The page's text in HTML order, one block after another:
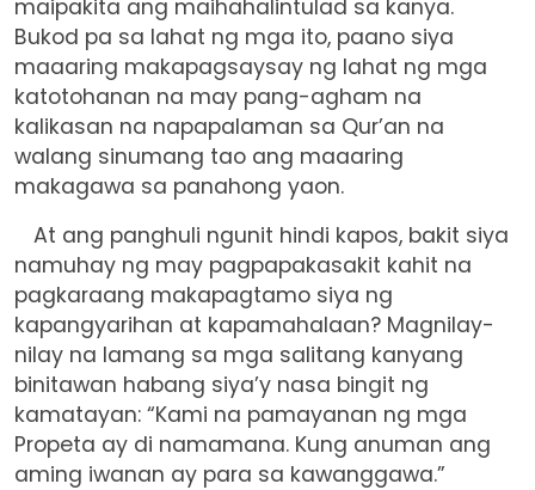
maipakita ang maihahalintulad sa kanya.
Bukod pa sa lahat ng mga ito, paano siya
maaaring makapagsaysay ng lahat ng mga
katotohanan na may pang-agham na
kalikasan na napapalaman sa Qur’an na
walang sinumang tao ang maaaring
makagawa sa panahong yaon.
At ang panghuli ngunit hindi kapos, bakit siya
namuhay ng may pagpapakasakit kahit na
pagkaraang makapagtamo siya ng
kapangyarihan at kapamahalaan? Magnilay-
nilay na lamang sa mga salitang kanyang
binitawan habang siya’y nasa bingit ng
kamatayan: “Kami na pamayanan ng mga
Propeta ay di namamana. Kung anuman ang
aming iwanan ay para sa kawanggawa.”